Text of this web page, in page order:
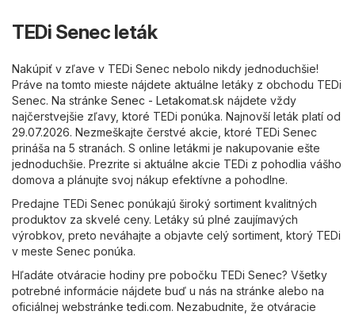
TEDi Senec leták
Nakúpiť v zľave v TEDi Senec nebolo nikdy jednoduchšie!
Práve na tomto mieste nájdete aktuálne letáky z obchodu TEDi
Senec. Na stránke Senec - Letakomat.sk nájdete vždy
najčerstvejšie zľavy, ktoré TEDi ponúka. Najnovší leták platí od
29.07.2026. Nezmeškajte čerstvé akcie, ktoré TEDi Senec
prináša na 5 stranách. S online letákmi je nakupovanie ešte
jednoduchšie. Prezrite si aktuálne akcie TEDi z pohodlia vášho
domova a plánujte svoj nákup efektívne a pohodlne.
Predajne TEDi Senec ponúkajú široký sortiment kvalitných
produktov za skvelé ceny. Letáky sú plné zaujímavých
výrobkov, preto neváhajte a objavte celý sortiment, ktorý TEDi
v meste Senec ponúka.
Hľadáte otváracie hodiny pre pobočku TEDi Senec? Všetky
potrebné informácie nájdete buď u nás na stránke alebo na
oficiálnej webstránketedi.com. Nezabudnite, že otváracie